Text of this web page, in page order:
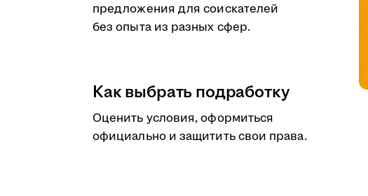
предложения для соискателей
без опыта из разных сфер.
Как выбрать подработку
Оценить условия, оформиться
официально и защитить свои права.